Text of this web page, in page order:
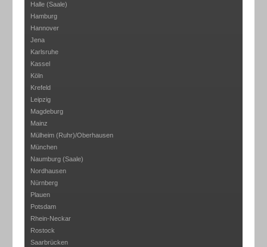
Halle (Saale)
Hamburg
Hannover
Jena
Karlsruhe
Kassel
Köln
Krefeld
Leipzig
Magdeburg
Mainz
Mülheim (Ruhr)/Oberhausen
München
Naumburg (Saale)
Nordhausen
Nürnberg
Plauen
Potsdam
Rhein-Neckar
Rostock
Saarbrücken